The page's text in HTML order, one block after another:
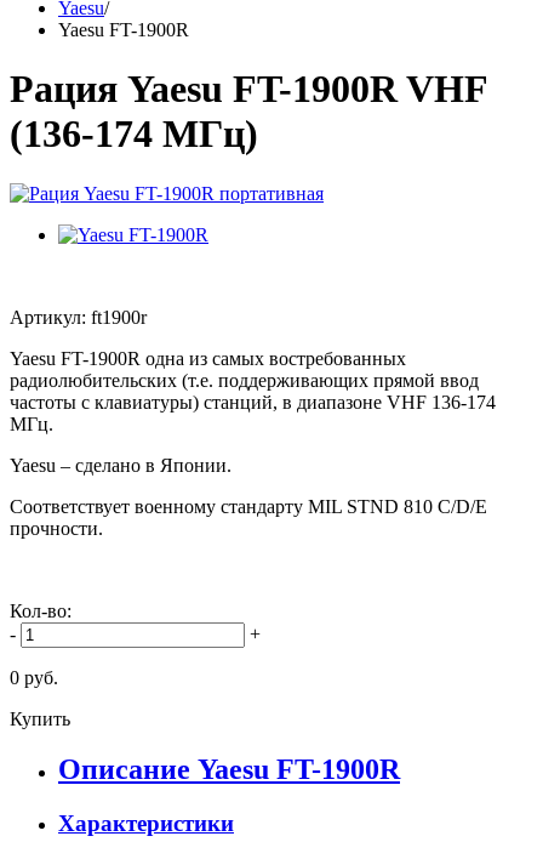
Yaesu/
Yaesu FT-1900R
Рация Yaesu FT-1900R VHF
(136-174 МГц)
Артикул: ft1900r
Yaesu FT-1900R одна из самых востребованных
радиолюбительских (т.е. поддерживающих прямой ввод
частоты с клавиатуры) станций, в диапазоне VHF 136-174
МГц.
Yaesu – сделано в Японии.
Соответствует военному стандарту MIL STND 810 C/D/E
прочности.
Кол-во:
-
+
0 руб.
Купить
Описание Yaesu FT-1900R
Характеристики